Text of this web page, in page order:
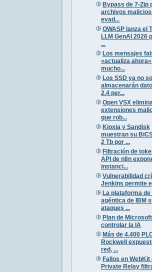
Bypass de 7-Zip
archivos
evad...
OWASP lanza el
LLM GenAI 2026
...
Los mensajes
«actualiza
mucho...
Los SSD ya no
almacenarán
2.4 per...
Open VSX
extensiones
que rob...
Kioxia y Sandisk
muestran su
2 Tb por ...
Filtración de
API de n8n
instanci...
Vulnerabilidad
Jenkins permite
La plataforma de
agéntica de IBM
ataques ...
Plan de
controlar la IA
Más de 4.400
Rockwell
red, ...
Fallos en WebKit
Private Relay